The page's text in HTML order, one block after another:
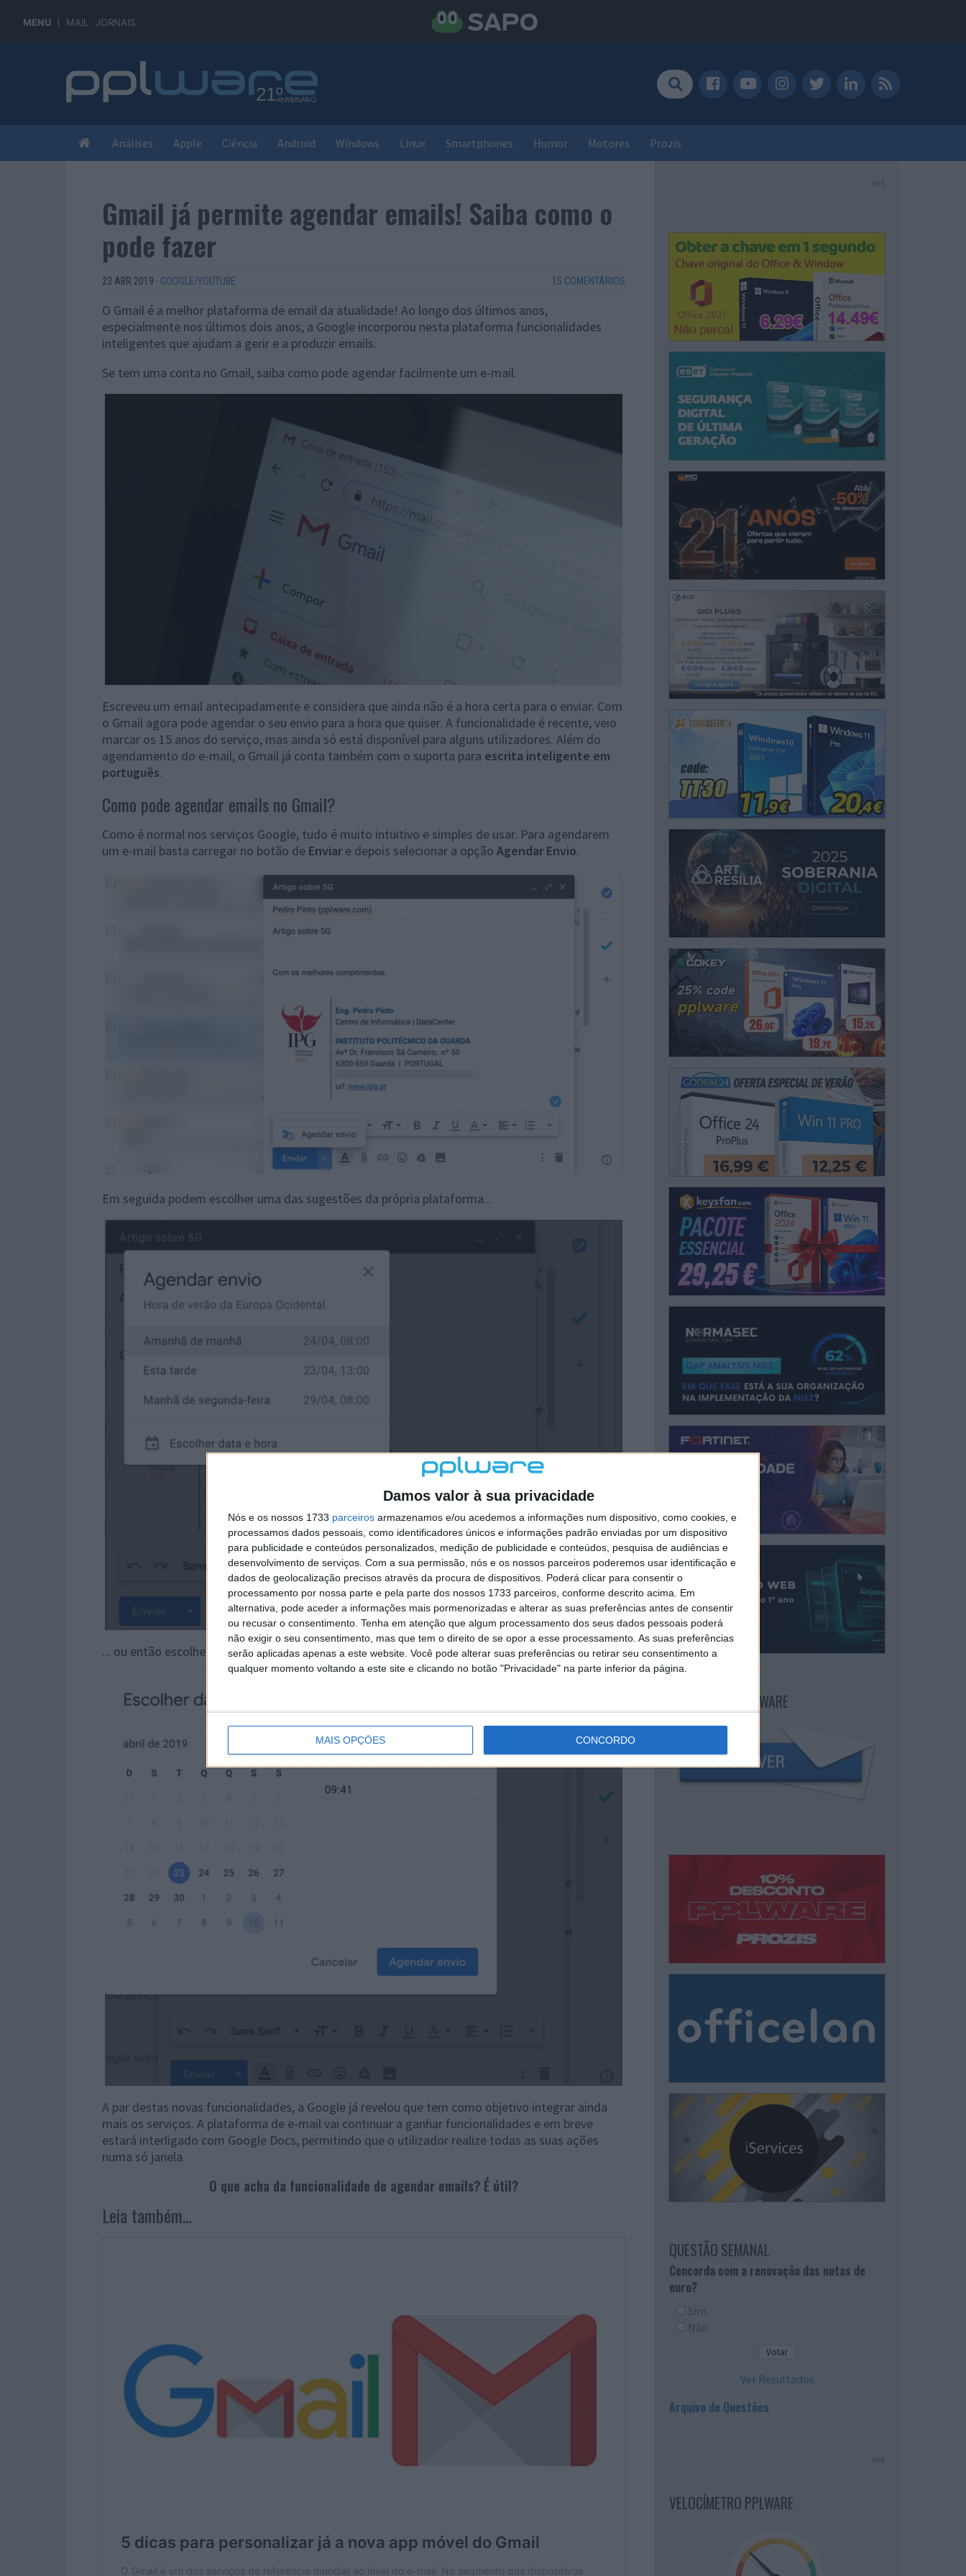
Damos valor à sua privacidade
Nós e os nossos 1733 parceiros armazenamos e/ou acedemos a informações num dispositivo, como cookies, e
processamos dados pessoais, como identificadores únicos e informações padrão enviadas por um dispositivo
para publicidade e conteúdos personalizados, medição de publicidade e conteúdos, pesquisa de audiências e
desenvolvimento de serviços. Com a sua permissão, nós e os nossos parceiros poderemos usar identificação e
dados de geolocalização precisos através da procura de dispositivos. Poderá clicar para consentir o
processamento por nossa parte e pela parte dos nossos 1733 parceiros, conforme descrito acima. Em
alternativa, pode aceder a informações mais pormenorizadas e alterar as suas preferências antes de consentir
ou recusar o consentimento. Tenha em atenção que algum processamento dos seus dados pessoais poderá
não exigir o seu consentimento, mas que tem o direito de se opor a esse processamento. As suas preferências
serão aplicadas apenas a este website. Você pode alterar suas preferências ou retirar seu consentimento a
qualquer momento voltando a este site e clicando no botão "Privacidade" na parte inferior da página.
MAIS OPÇÕES CONCORDO
MENU MAIL JORNAIS
Análises Apple Ciência Android Windows Linux Smartphones Humor Motores Prozis
Gmail já permite agendar emails! Saiba como o
pode fazer
23 ABR 2019 · GOOGLE/YOUTUBE 15 COMENTÁRIOS
O Gmail é a melhor plataforma de email da atualidade! Ao longo dos últimos anos,
especialmente nos últimos dois anos, a Google incorporou nesta plataforma funcionalidades
inteligentes que ajudam a gerir e a produzir emails.
Se tem uma conta no Gmail, saiba como pode agendar facilmente um e-mail.
Escreveu um email antecipadamente e considera que ainda não é a hora certa para o enviar. Com
o Gmail agora pode agendar o seu envio para a hora que quiser. A funcionalidade é recente, veio
marcar os 15 anos do serviço, mas ainda só está disponível para alguns utilizadores. Além do
agendamento do e-mail, o Gmail já conta também com o suporta para escrita inteligente em
português.
Como pode agendar emails no Gmail?
Como é normal nos serviços Google, tudo é muito intuitivo e simples de usar. Para agendarem
um e-mail basta carregar no botão de Enviar e depois selecionar a opção Agendar Envio.
Em seguida podem escolher uma das sugestões da própria plataforma...
... ou então escolher a data e hora que pretende para o envio do email.
A par destas novas funcionalidades, a Google já revelou que tem como objetivo integrar ainda
mais os serviços. A plataforma de e-mail vai continuar a ganhar funcionalidades e em breve
estará interligado com Google Docs, permitindo que o utilizador realize todas as suas ações
numa só janela.
O que acha da funcionalidade de agendar emails? É útil?
Leia também...
PUB
NEWSLETTER PPLWARE
QUESTÃO SEMANAL
Concorda com a renovação das notas de
euro?
Sim
Não
Ver Resultados
Arquivo de Questões
PUB
VELOCÍMETRO PPLWARE